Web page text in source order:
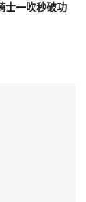
士一吹秒破功